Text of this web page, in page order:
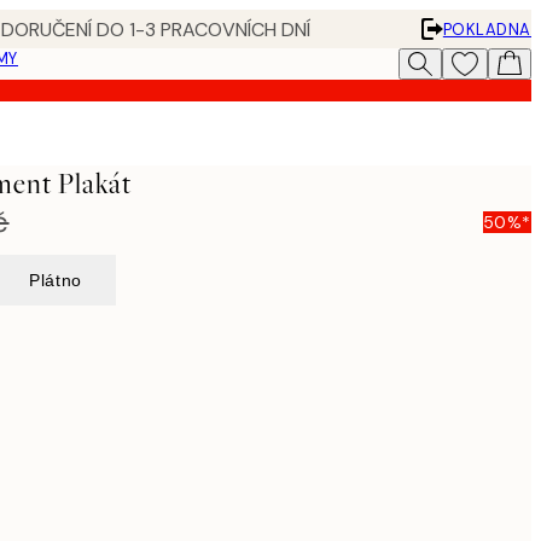
DO 1-3 PRACOVNÍCH DNÍ
POKLADNA
Plakát
50%*
Plátno